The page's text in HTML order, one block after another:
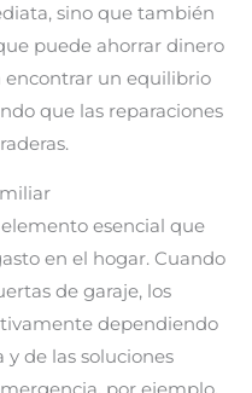
sino que también
puede ahorrar dinero
encontrar un equilibrio
que las reparaciones
esencial que
en el hogar. Cuando
de garaje, los
dependiendo
de las soluciones